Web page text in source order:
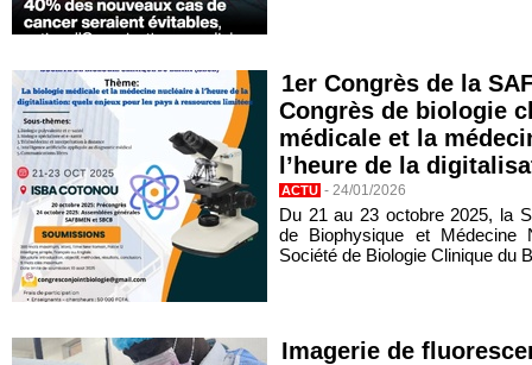
1er Congrès de la
Congrès de biologie
médicale et la
l’heure de la
ACTU -24/01/2026
Du 21 au 23 octobre 2025, la
de Biophysique et Médecine
Société de Biologie Clinique du
Imagerie de